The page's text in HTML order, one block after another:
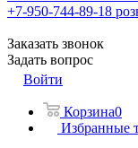
+7-950-744-89-18
Заказать звонок
Задать вопрос
Войти
Корзина0
Избранные